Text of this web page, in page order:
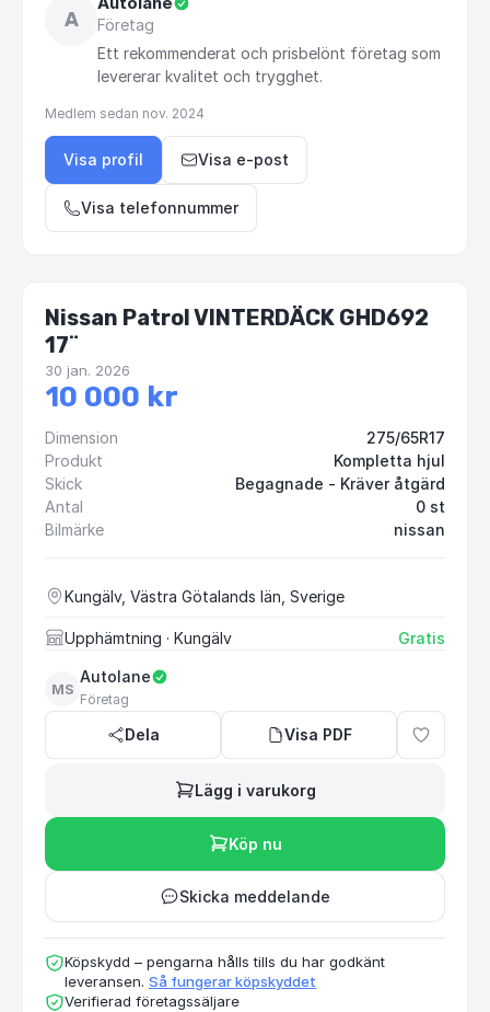
A
Företag
Ett rekommenderat och prisbelönt företag som
levererar kvalitet och trygghet.
Medlem sedan nov. 2024
Visa profil Visa e-post
Visa telefonnummer
Nissan Patrol VINTERDÄCK GHD692
17¨
30 jan. 2026
10 000 kr
Dimension
275/65R17
Produkt
Kompletta hjul
Skick
Begagnade - Kräver åtgärd
Antal
0 st
Bilmärke
nissan
Kungälv, Västra Götalands län, Sverige
Upphämtning · Kungälv Gratis
MS
Autolane
Företag
Dela Visa PDF
Lägg i varukorg
Köp nu
Skicka meddelande
Köpskydd – pengarna hålls tills du har godkänt
leveransen. Så fungerar köpskyddet
Verifierad företagssäljare